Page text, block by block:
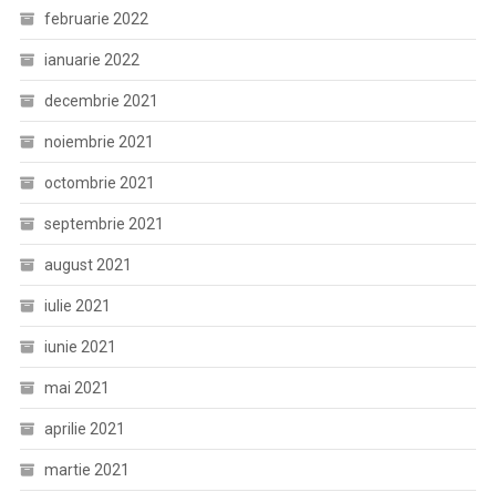
februarie 2022
ianuarie 2022
decembrie 2021
noiembrie 2021
octombrie 2021
septembrie 2021
august 2021
iulie 2021
iunie 2021
mai 2021
aprilie 2021
martie 2021